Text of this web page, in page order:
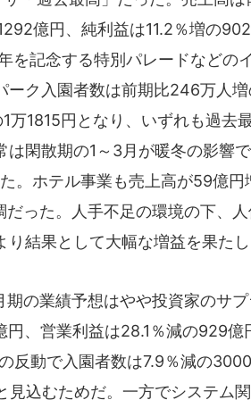
億円、純利益は11.2％増の
を記念する特別パレードなどの
ク入園者数は前期比246万人増
万1815円となり、いずれも過去
閑散期の1～3月が暖冬の影響
。ホテル事業も売上高が59億円
った。人手不足の環境の下、
結果として大幅な増益を果たし
の業績予想はやや投資家のサプ
、営業利益は28.1％減の929億
反動で入園者数は7.9％減の
見込むためだ。一方でシステム